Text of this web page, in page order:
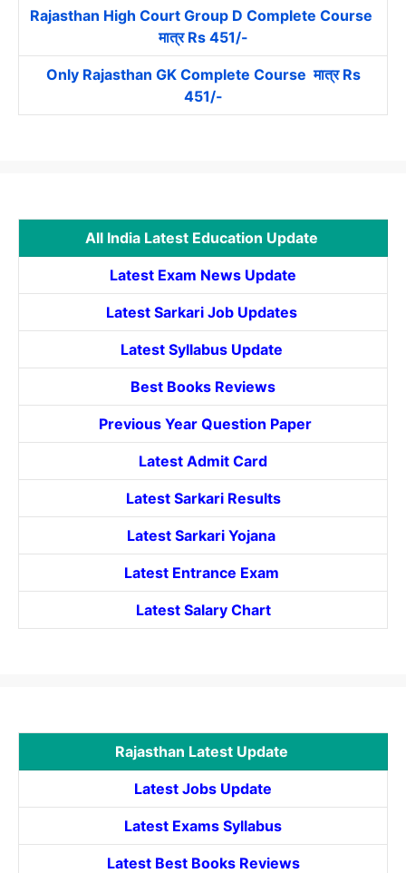
Rajasthan High Court Group D Complete Course
मात्र Rs 451/-
Only Rajasthan GK Complete Course मात्र Rs
451/-
All India Latest Education Update
Latest Exam News Update
Latest Sarkari Job Updates
Latest Syllabus Update
Best Books Reviews
Previous Year Question Paper
Latest Admit Card
Latest Sarkari Results
Latest Sarkari Yojana
Latest Entrance Exam
Latest Salary Chart
Rajasthan Latest Update
Latest Jobs Update
Latest Exams Syllabus
Latest Best Books Reviews